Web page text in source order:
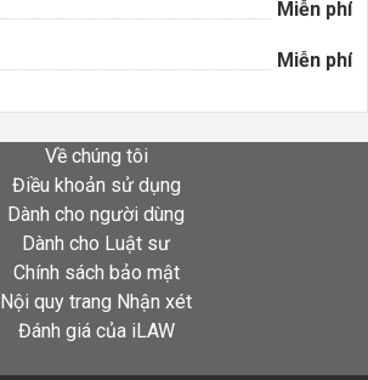
Miễn phí
Miễn phí
Về chúng tôi
Điều khoản sử dụng
Dành cho người dùng
Dành cho Luật sư
Chính sách bảo mật
Nội quy trang Nhận xét
Đánh giá của iLAW